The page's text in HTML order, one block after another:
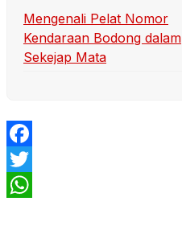
Mengenali Pelat Nomor
Kendaraan Bodong dalam
Sekejap Mata
Facebook
Twitter